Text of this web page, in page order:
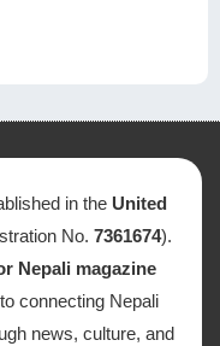
in the United
No. 7361674).
Nepali magazine
connecting Nepali
news, culture, and